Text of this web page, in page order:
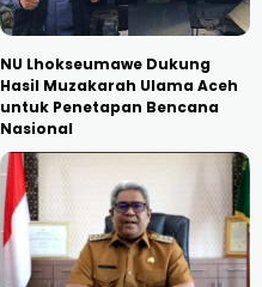
NU Lhokseumawe Dukung
Hasil Muzakarah Ulama Aceh
untuk Penetapan Bencana
Nasional